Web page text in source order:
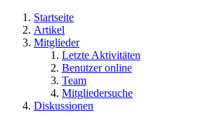
Startseite
Artikel
Mitglieder
Letzte Aktivitäten
Benutzer online
Team
Mitgliedersuche
Diskussionen